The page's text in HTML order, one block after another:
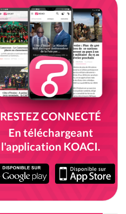
RESTEZ CONNECTÉ
En téléchargeant
l'application KOACI.